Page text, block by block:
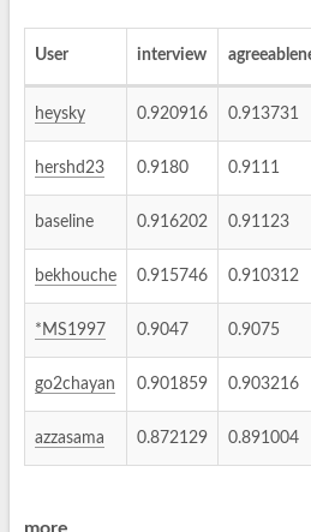
User interview
heysky 0.920916 0.913731
hershd23 0.9180 0.9111
baseline 0.916202 0.91123
bekhouche 0.915746 0.910312
*MS1997 0.9047 0.9075
go2chayan 0.901859 0.903216
azzasama 0.872129 0.891004